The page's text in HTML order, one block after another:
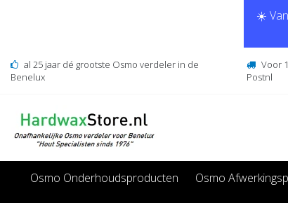
☀️
al 25 jaar dé grootste Osmo verdeler in de
Benelux
Voor
Postnl
Osmo Onderhoudsproducten Osmo